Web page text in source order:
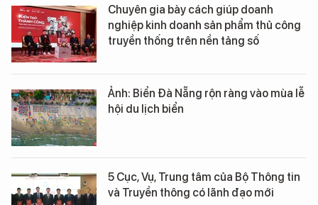
Chuyên gia bày cách giúp doanh
nghiệp kinh doanh sản phẩm thủ công
truyền thống trên nền tảng số
Ảnh: Biển Đà Nẵng rộn ràng vào mùa lễ
hội du lịch biển
5 Cục, Vụ, Trung tâm của Bộ Thông tin
và Truyền thông có lãnh đạo mới